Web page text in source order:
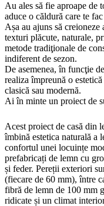
Au ales să fie aproape de
aduce o căldură care te
Așa au ajuns să
texturi plăcute, naturale,
metode tradiţionale de
indiferent de sezon.
De asemenea, în funcţie
realiza împreună o
clasică sau modernă.
Ai în minte un proiect de
Acest proiect de casă din
îmbină estetica naturală a
confortul unei locuințe
prefabricați de lemn cu
și feder. Pereții exteriori
(fiecare de 60 mm), între
fibră de lemn de 100 mm
ridicate și un climat